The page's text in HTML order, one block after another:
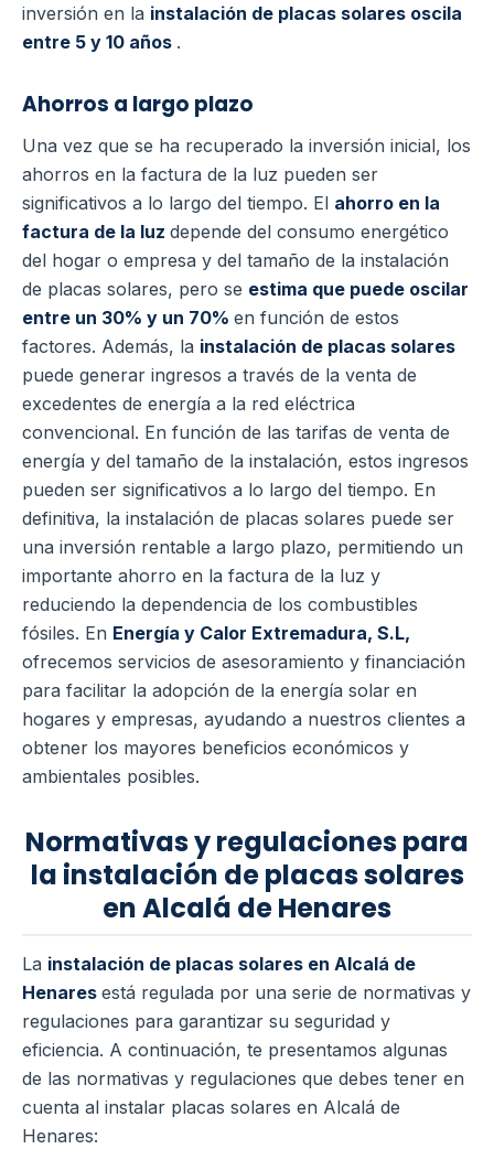
inversión en la instalación de placas solares oscila
entre 5 y 10 años .
Ahorros a largo plazo
Una vez que se ha recuperado la inversión inicial, los
ahorros en la factura de la luz pueden ser
significativos a lo largo del tiempo. El ahorro en la
factura de la luz depende del consumo energético
del hogar o empresa y del tamaño de la instalación
de placas solares, pero se estima que puede oscilar
entre un 30% y un 70% en función de estos
factores. Además, la instalación de placas solares
puede generar ingresos a través de la venta de
excedentes de energía a la red eléctrica
convencional. En función de las tarifas de venta de
energía y del tamaño de la instalación, estos ingresos
pueden ser significativos a lo largo del tiempo. En
definitiva, la instalación de placas solares puede ser
una inversión rentable a largo plazo, permitiendo un
importante ahorro en la factura de la luz y
reduciendo la dependencia de los combustibles
fósiles. En Energía y Calor Extremadura, S.L,
ofrecemos servicios de asesoramiento y financiación
para facilitar la adopción de la energía solar en
hogares y empresas, ayudando a nuestros clientes a
obtener los mayores beneficios económicos y
ambientales posibles.
Normativas y regulaciones para
la instalación de placas solares
en Alcalá de Henares
La instalación de placas solares en Alcalá de
Henares está regulada por una serie de normativas y
regulaciones para garantizar su seguridad y
eficiencia. A continuación, te presentamos algunas
de las normativas y regulaciones que debes tener en
cuenta al instalar placas solares en Alcalá de
Henares: